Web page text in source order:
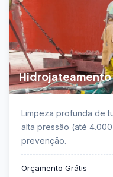
Hidrojateamento
em Bauru →
Limpeza profunda de
alta pressão (até
prevenção.
Orçamento Grátis